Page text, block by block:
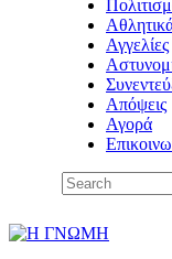
Αγγελίες
Απόψεις
Αγορά